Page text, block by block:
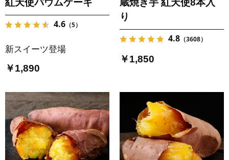
紅天使バウムケーキ
4.6 （5）
新スイーツ登場
￥1,890
蔵焼き芋 紅天使8本入
り
4.8 （3608）
￥1,850